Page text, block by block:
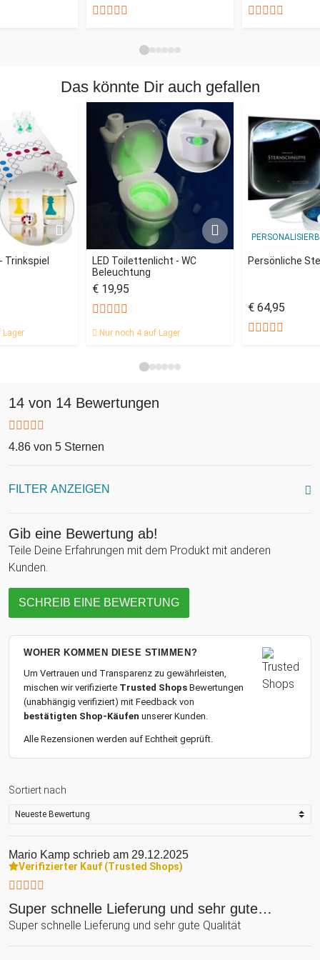
Das könnte Dir auch gefallen
Trinkspiel
LED Toilettenlicht - WC
Beleuchtung
€ 19,95
Nur noch 4 auf Lager
Persönliche
€ 64,95
14 von 14 Bewertungen
4.86 von 5 Sternen
FILTER ANZEIGEN
Gib eine Bewertung ab!
Teile Deine Erfahrungen mit dem Produkt mit anderen
Kunden.
SCHREIB EINE BEWERTUNG
WOHER KOMMEN DIESE STIMMEN?
Um Vertrauen und Transparenz zu gewährleisten,
mischen wir verifizierte Trusted Shops Bewertungen
(unabhängig verifiziert) mit Feedback von
bestätigten Shop-Käufen unserer Kunden.
Alle Rezensionen werden auf Echtheit geprüft.
Sortiert nach
Mario Kamp schrieb am 29.12.2025
Verifizierter Kauf (Trusted Shops)
Super schnelle Lieferung und sehr gute…
Super schnelle Lieferung und sehr gute Qualität